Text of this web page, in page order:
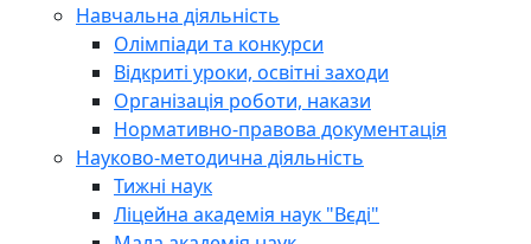
Навчальна діяльність
Олімпіади та конкурси
Відкриті уроки, освітні заходи
Організація роботи, накази
Нормативно-правова документація
Науково-методична діяльність
Тижні наук
Ліцейна академія наук "Вєді"